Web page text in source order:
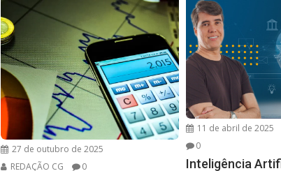
27 de outubro de 2025
REDAÇÃO CG
0
11 de abril de 2025
0
Inteligência